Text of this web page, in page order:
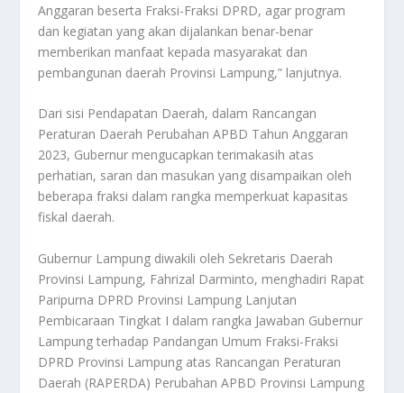
Anggaran beserta Fraksi-Fraksi DPRD, agar program
dan kegiatan yang akan dijalankan benar-benar
memberikan manfaat kepada masyarakat dan
pembangunan daerah Provinsi Lampung,” lanjutnya.
Dari sisi Pendapatan Daerah, dalam Rancangan
Peraturan Daerah Perubahan APBD Tahun Anggaran
2023, Gubernur mengucapkan terimakasih atas
perhatian, saran dan masukan yang disampaikan oleh
beberapa fraksi dalam rangka memperkuat kapasitas
fiskal daerah.
Gubernur Lampung diwakili oleh Sekretaris Daerah
Provinsi Lampung, Fahrizal Darminto, menghadiri Rapat
Paripurna DPRD Provinsi Lampung Lanjutan
Pembicaraan Tingkat I dalam rangka Jawaban Gubernur
Lampung terhadap Pandangan Umum Fraksi-Fraksi
DPRD Provinsi Lampung atas Rancangan Peraturan
Daerah (RAPERDA) Perubahan APBD Provinsi Lampung